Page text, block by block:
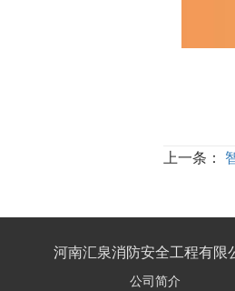
上一条：
河南汇泉消防安全工程有限
公司简介